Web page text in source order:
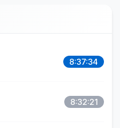
8:37:34
8:32:21